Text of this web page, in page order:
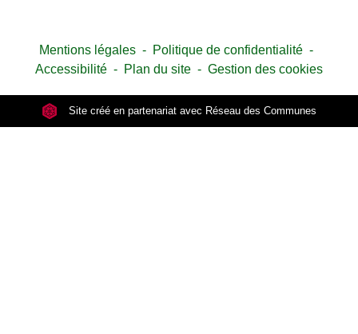
Mentions légales - Politique de confidentialité -
Accessibilité - Plan du site - Gestion des cookies
Site créé en partenariat avec Réseau des Communes